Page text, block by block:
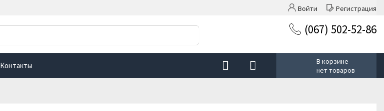
Войти Регистрация
(067) 502-52-86
Контакты
В корзине
нет товаров